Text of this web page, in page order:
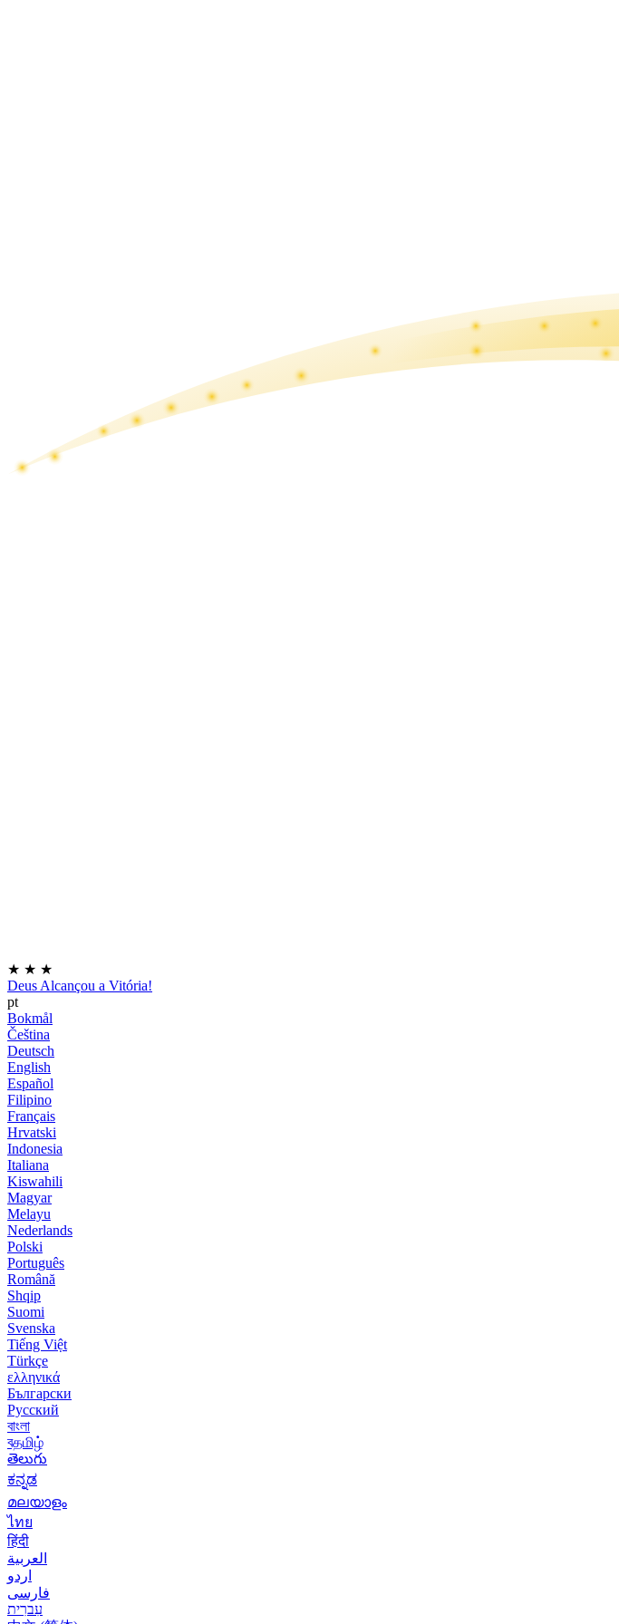
★ ★ ★
Deus Alcançou a Vitória!
pt
Bokmål
Čeština
Deutsch
English
Español
Filipino
Français
Hrvatski
Indonesia
Italiana
Kiswahili
Magyar
Melayu
Nederlands
Polski
Português
Română
Shqip
Suomi
Svenska
Tiếng Việt
Türkçe
ελληνικά
Български
Русский
বাংলা
বதமிழ்
తెలుగు
ಕನ್ನಡ
മലയാളം
ไทย
हिंदी
العربية
اردو
فارسی
עִברִית